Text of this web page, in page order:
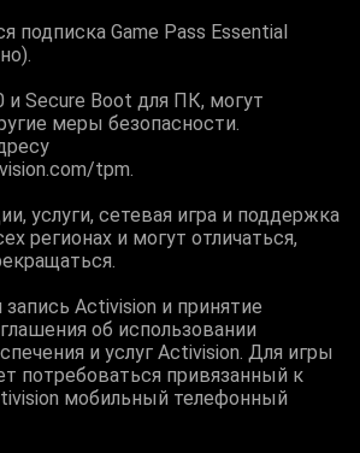
подписка Game Pass Essential
и Secure Boot для ПК, могут
меры безопасности.
tpm.
услуги, сетевая игра и поддержка
регионах и могут отличаться,
запись Activision и принятие
об использовании
и услуг Activision. Для игры
потребоваться привязанный к
мобильный телефонный